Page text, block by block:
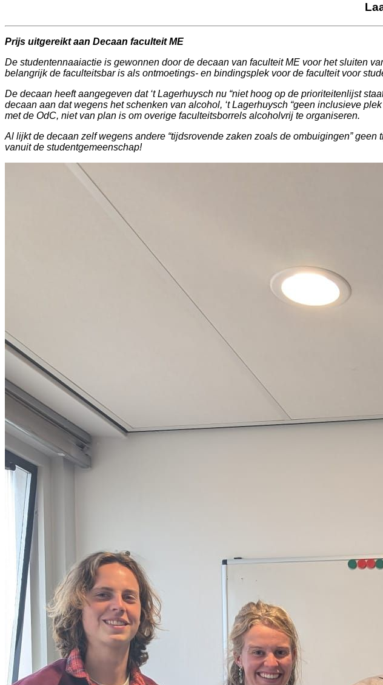
Prijs uitgereikt aan Decaan faculteit ME
De studentennaaiactie is gewonnen door de decaan van faculteit ME voor het sluiten
belangrijk de faculteitsbar is als ontmoetings- en bindingsplek voor de faculteit voor
De decaan heeft aangegeven dat ‘t Lagerhuysch nu “niet hoog op de prioriteitenlijst
decaan aan dat wegens het schenken van alcohol, ‘t Lagerhuysch “geen inclusieve
met de OdC, niet van plan is om overige faculteitsborrels alcoholvrij te organiseren.
Al lijkt de decaan zelf wegens andere “tijdsrovende zaken zoals de ombuigingen”
vanuit de studentgemeenschap!